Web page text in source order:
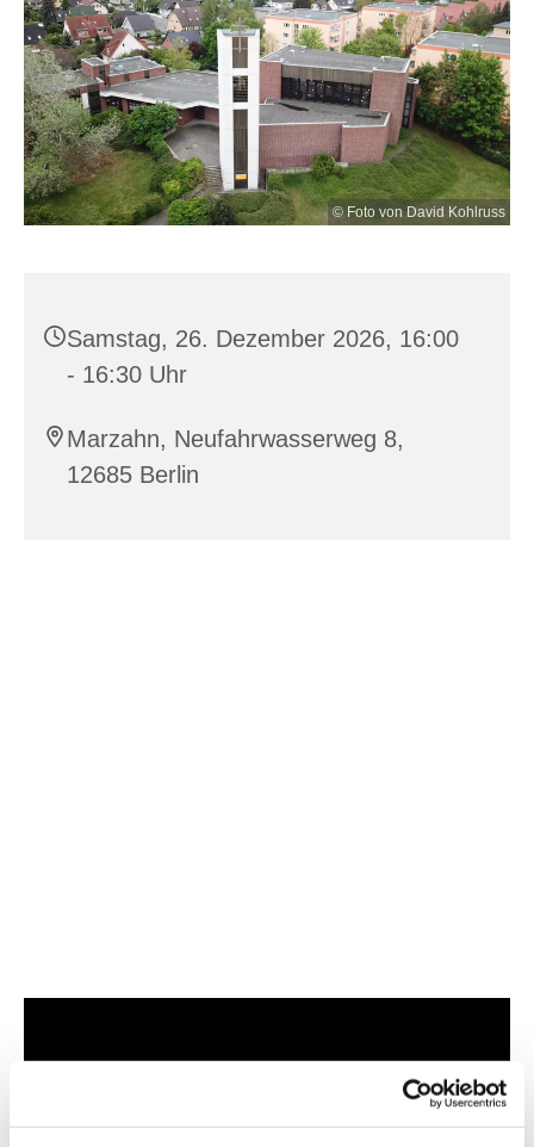
© Foto von David Kohlruss
Samstag, 26. Dezember 2026, 16:00
- 16:30 Uhr
Marzahn, Neufahrwasserweg 8,
12685 Berlin
Dies könnte Sie auch